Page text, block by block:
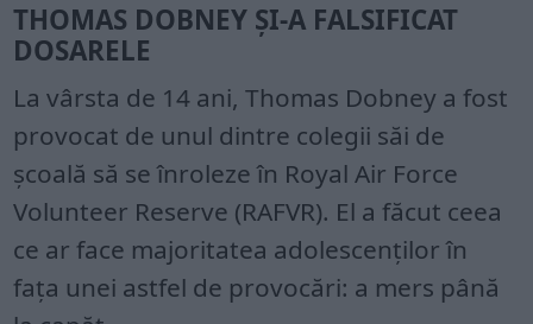
THOMAS DOBNEY ȘI-A FALSIFICAT
DOSARELE
La vârsta de 14 ani, Thomas Dobney a fost
provocat de unul dintre colegii săi de
școală să se înroleze în Royal Air Force
Volunteer Reserve (RAFVR). El a făcut ceea
ce ar face majoritatea adolescenților în
fața unei astfel de provocări: a mers până